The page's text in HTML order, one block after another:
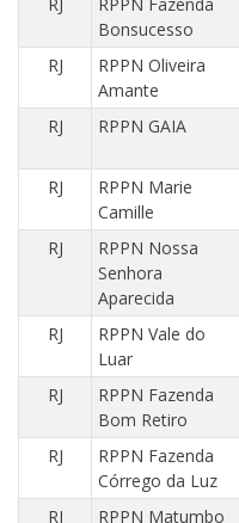
Bonsucesso
RJ
RPPN Oliveira
Amante
RJ RPPN GAIA
RJ
RPPN Marie
Camille
RJ
RPPN Nossa
Senhora
Aparecida
RJ
RPPN Vale do
Luar
RJ
RPPN Fazenda
Bom Retiro
RJ
RPPN Fazenda
Córrego da Luz
RJ RPPN Matumbo